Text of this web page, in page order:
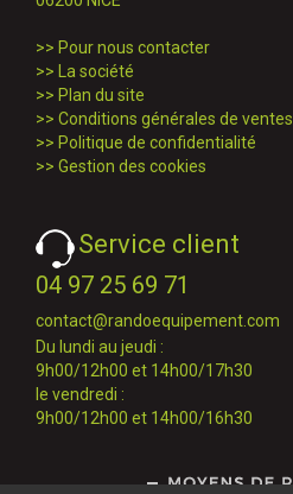
>> Pour nous contacter
>>
La société
>> Plan du site
>> Conditions générales de ventes
>> Politique de confidentialité
>> Gestion des cookies
Service client
04 97 25 69 71
contact@randoequipement.com
Du lundi au jeudi :
9h00/12h00 et 14h00/17h30
le vendredi :
9h00/12h00 et 14h00/16h30